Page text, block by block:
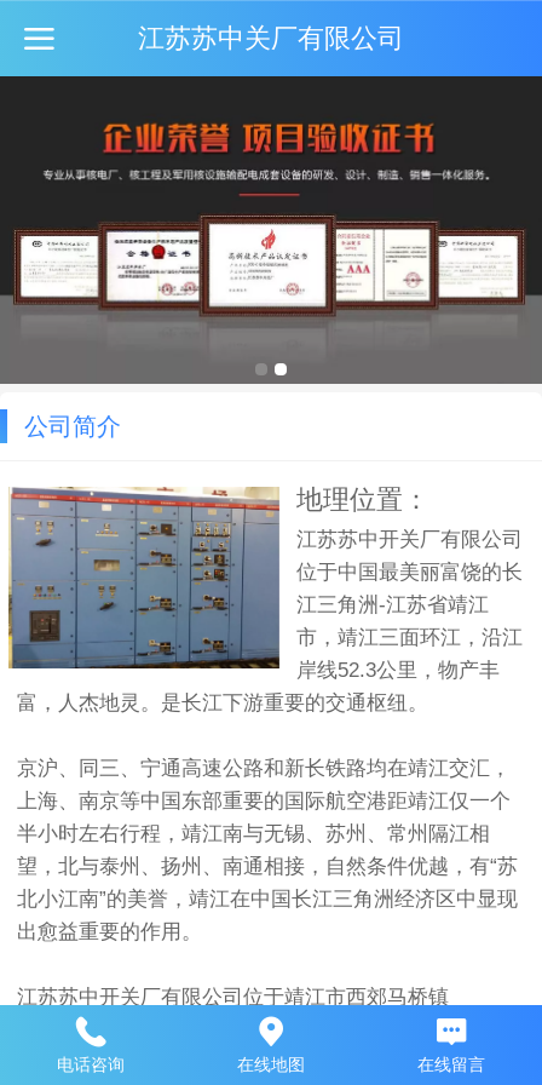
江苏苏中关厂有限公司
公司简介
地理位置：
江苏苏中开关厂有限公司
位于中国最美丽富饶的长
江三角洲-江苏省靖江
市，靖江三面环江，沿江
岸线52.3公里，物产丰
富，人杰地灵。是长江下游重要的交通枢纽。
京沪、同三、宁通高速公路和新长铁路均在靖江交汇，
上海、南京等中国东部重要的国际航空港距靖江仅一个
半小时左右行程，靖江南与无锡、苏州、常州隔江相
望，北与泰州、扬州、南通相接，自然条件优越，有“苏
北小江南”的美誉，靖江在中国长江三角洲经济区中显现
出愈益重要的作用。
江苏苏中开关厂有限公司位于靖江市西郊马桥镇
良好的声誉：
电话咨询 在线地图 在线留言